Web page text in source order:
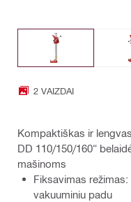
2 VAIZDAI
Kompaktiškas ir
DD 110/150/160“
mašinoms
Fiksavimas
vakuuminiu padu